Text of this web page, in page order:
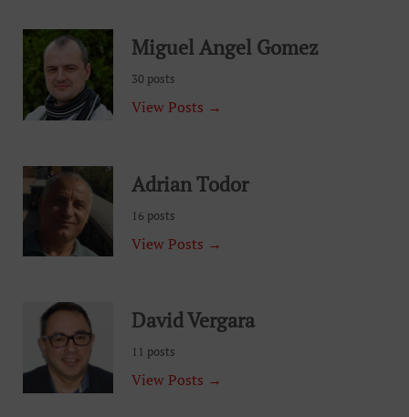
Miguel Angel Gomez
30 posts
View Posts →
Adrian Todor
16 posts
View Posts →
David Vergara
11 posts
View Posts →